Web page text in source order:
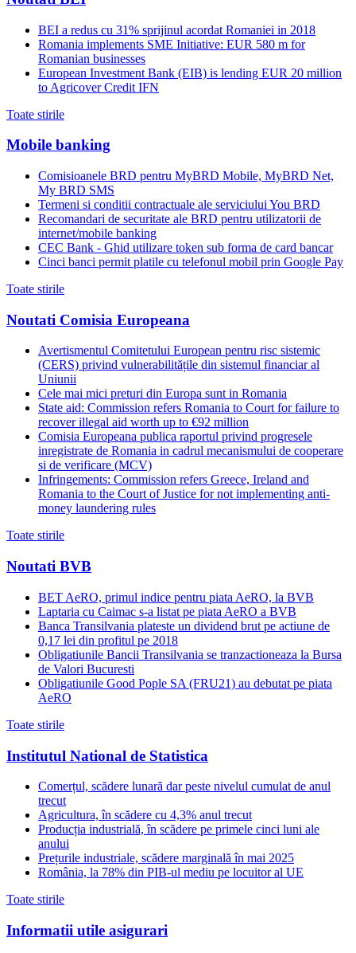
BEI a redus cu 31% sprijinul acordat Romaniei in 2018
Romania implements SME Initiative: EUR 580 m for
Romanian businesses
European Investment Bank (EIB) is lending EUR 20 million
to Agricover Credit IFN
Toate stirile
Mobile banking
Comisioanele BRD pentru MyBRD Mobile, MyBRD Net,
My BRD SMS
Termeni si conditii contractuale ale serviciului You BRD
Recomandari de securitate ale BRD pentru utilizatorii de
internet/mobile banking
CEC Bank - Ghid utilizare token sub forma de card bancar
Cinci banci permit platile cu telefonul mobil prin Google Pay
Toate stirile
Noutati Comisia Europeana
Avertismentul Comitetului European pentru risc sistemic
(CERS) privind vulnerabilitățile din sistemul financiar al
Uniunii
Cele mai mici preturi din Europa sunt in Romania
State aid: Commission refers Romania to Court for failure to
recover illegal aid worth up to €92 million
Comisia Europeana publica raportul privind progresele
inregistrate de Romania in cadrul mecanismului de cooperare
si de verificare (MCV)
Infringements: Commission refers Greece, Ireland and
Romania to the Court of Justice for not implementing anti-
money laundering rules
Toate stirile
Noutati BVB
BET AeRO, primul indice pentru piata AeRO, la BVB
Laptaria cu Caimac s-a listat pe piata AeRO a BVB
Banca Transilvania plateste un dividend brut pe actiune de
0,17 lei din profitul pe 2018
Obligatiunile Bancii Transilvania se tranzactioneaza la Bursa
de Valori Bucuresti
Obligatiunile Good Pople SA (FRU21) au debutat pe piata
AeRO
Toate stirile
Institutul National de Statistica
Comerțul, scădere lunară dar peste nivelul cumulat de anul
trecut
Agricultura, în scădere cu 4,3% anul trecut
Producția industrială, în scădere pe primele cinci luni ale
anului
Prețurile industriale, scădere marginală în mai 2025
România, la 78% din PIB-ul mediu pe locuitor al UE
Toate stirile
Informatii utile asigurari